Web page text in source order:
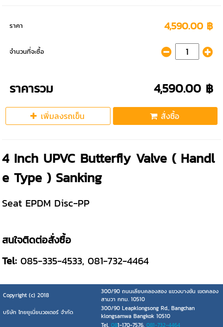
ราคา 4,590.00 ฿
จำนวนที่จะซื้อ
ราคารวม 4,590.00 ฿
เพิ่มลงรถเข็น สั่งซื้อ
4 Inch UPVC Butterfly Valve ( Handl
e Type ) Sanking
Seat EPDM Disc-PP
สนใจติดต่อสั่งซื้อ
Tel: 085-335-4533, 081-732-4464
Copyright (c) 2018
300/90 ถนนเลียบคลองสอง แขวงบางชัน เขตคลอง
สามวา กทม. 10510
บริษัท ไทยยูเนี่ยนวอเตอร์ จำกัด
300/90 Leapklongsong Rd., Bangchan
klongsamwa Bangkok 10510
Tel. 081-170-7576, 081-732-4464